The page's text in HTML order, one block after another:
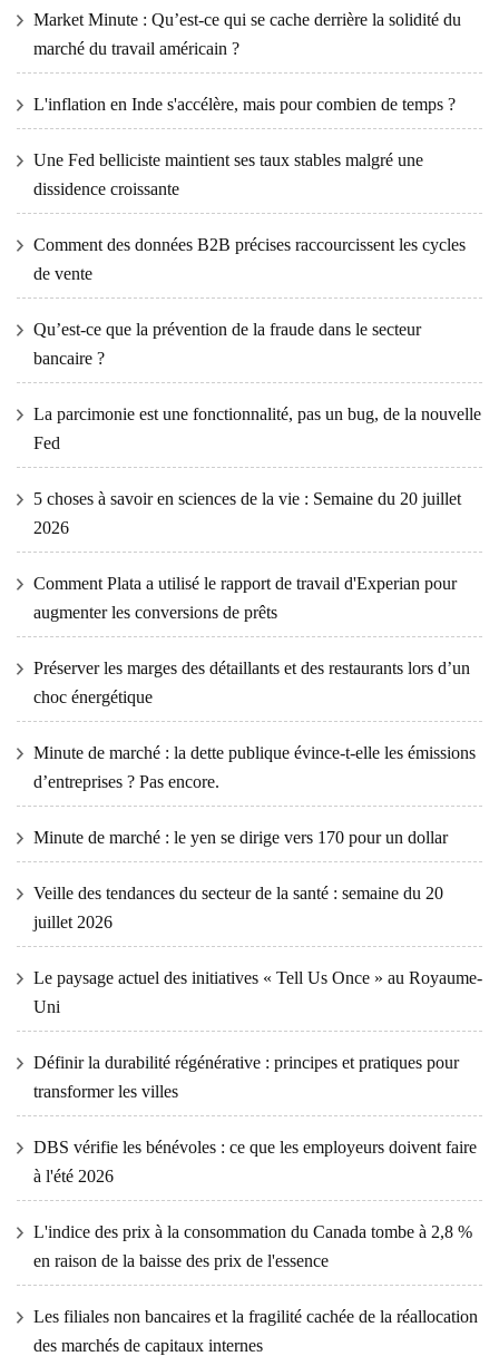
Market Minute : Qu’est-ce qui se cache derrière la solidité du
marché du travail américain ?
L'inflation en Inde s'accélère, mais pour combien de temps ?
Une Fed belliciste maintient ses taux stables malgré une
dissidence croissante
Comment des données B2B précises raccourcissent les cycles
de vente
Qu’est-ce que la prévention de la fraude dans le secteur
bancaire ?
La parcimonie est une fonctionnalité, pas un bug, de la nouvelle
Fed
5 choses à savoir en sciences de la vie : Semaine du 20 juillet
2026
Comment Plata a utilisé le rapport de travail d'Experian pour
augmenter les conversions de prêts
Préserver les marges des détaillants et des restaurants lors d’un
choc énergétique
Minute de marché : la dette publique évince-t-elle les émissions
d’entreprises ? Pas encore.
Minute de marché : le yen se dirige vers 170 pour un dollar
Veille des tendances du secteur de la santé : semaine du 20
juillet 2026
Le paysage actuel des initiatives « Tell Us Once » au Royaume-
Uni
Définir la durabilité régénérative : principes et pratiques pour
transformer les villes
DBS vérifie les bénévoles : ce que les employeurs doivent faire
à l'été 2026
L'indice des prix à la consommation du Canada tombe à 2,8 %
en raison de la baisse des prix de l'essence
Les filiales non bancaires et la fragilité cachée de la réallocation
des marchés de capitaux internes